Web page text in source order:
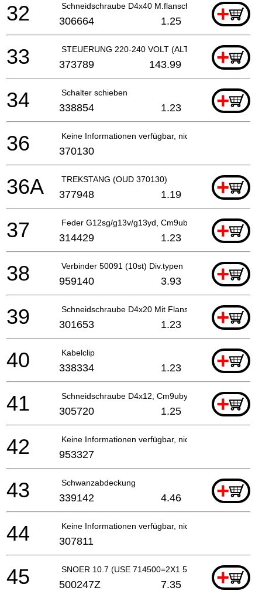
Schneidschraube D4x40 M.flansch +
32 306664 1.25
STEUERUNG 220-240 VOLT (ALT 339143)+
33 373789 143.99
Schalter schieben +
34 338854 1.23
Keine Informationen verfügbar, nicht bestellbar
36 370130
TREKSTANG (OUD 370130) +
36A 377948 1.19
Feder G12sg/g13v/g13yd, Cm9uby +
37 314429 1.23
Verbinder 50091 (10st) Div.typen +
38 959140 3.93
Schneidschraube D4x20 Mit Flansch (schwarz), C8fs
+
39 301653 1.23
Kabelclip +
40 338334 1.23
Schneidschraube D4x12, Cm9uby For Sin,hkg,chn
+
41 305720 1.25
Keine Informationen verfügbar, nicht bestellbar
42 953327
Schwanzabdeckung +
43 339142 4.46
Keine Informationen verfügbar, nicht bestellbar
44 307811
SNOER 10.7 (USE 714500=2X1 5M) +
45 500247Z 7.35